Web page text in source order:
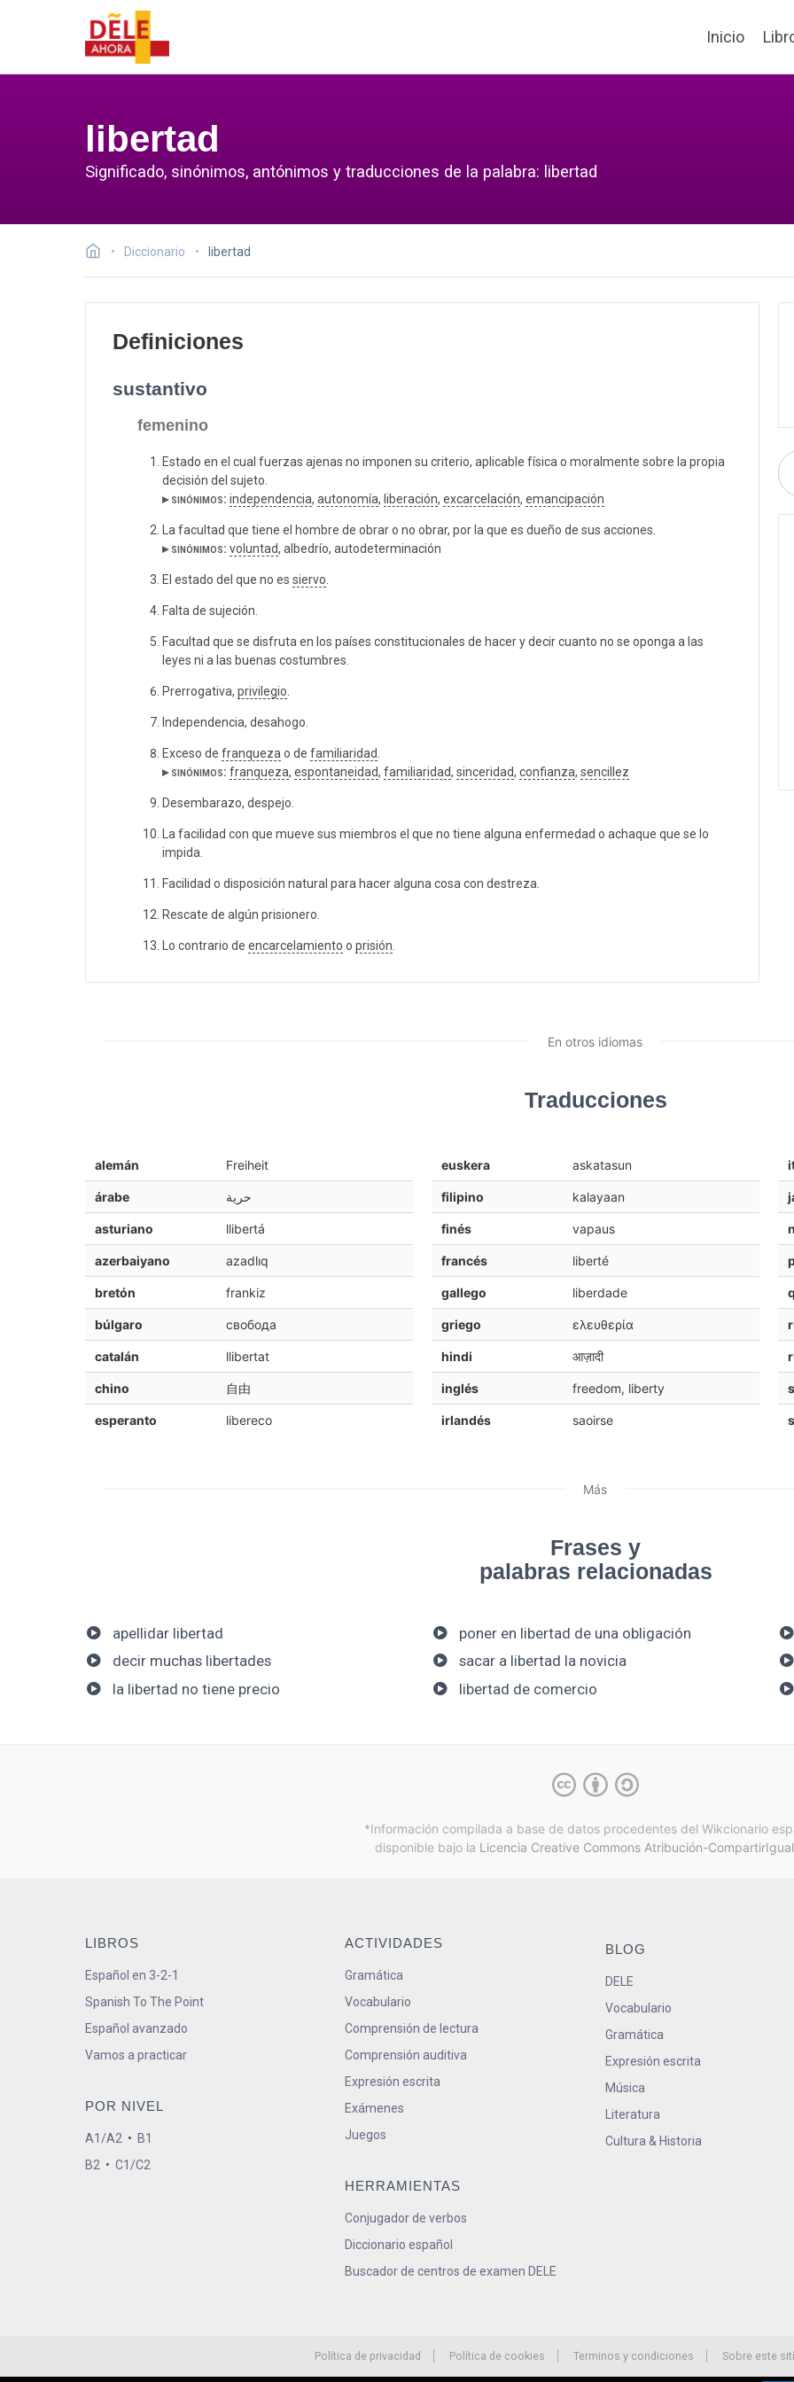
Inicio
libertad
Significado, sinónimos, antónimos y traducciones de la palabra: libertad
Diccionario libertad
Definiciones
sustantivo
femenino
Estado en el cual fuerzas ajenas no imponen su criterio, aplicable física o moralmente sobre la propia
decisión del sujeto.
▸ sinónimos: independencia, autonomía, liberación, excarcelación, emancipación
La facultad que tiene el hombre de obrar o no obrar, por la que es dueño de sus acciones.
▸ sinónimos: voluntad, albedrío, autodeterminación
El estado del que no es siervo.
Falta de sujeción.
Facultad que se disfruta en los países constitucionales de hacer y decir cuanto no se oponga a las
leyes ni a las buenas costumbres.
Prerrogativa, privilegio.
Independencia, desahogo.
Exceso de franquezao de familiaridad.
▸ sinónimos: franqueza, espontaneidad, familiaridad, sinceridad, confianza, sencillez
Desembarazo, despejo.
La facilidad con que mueve sus miembros el que no tiene alguna enfermedad o achaque que se lo
impida.
Facilidad o disposición natural para hacer alguna cosa con destreza.
Rescate de algún prisionero.
Lo contrario de encarcelamiento o prisión.
En otros idiomas
Traducciones
alemán Freiheit
árabe حرية
asturiano llibertá
azerbaiyano azadlıq
bretón frankiz
búlgaro свобода
catalán llibertat
chino 自由
esperanto libereco
euskera askatasun
filipino kalayaan
finés vapaus
francés liberté
gallego liberdade
griego ελευθερία
hindi आज़ादी
inglés freedom, liberty
irlandés saoirse
Más
Frases y
palabras relacionadas
apellidar libertad
decir muchas libertades
la libertad no tiene precio
poner en libertad de una obligación
sacar a libertad la novicia
libertad de comercio
*Información compilada a base de datos procedentes del Wikcionario
disponible bajo la Licencia Creative Commons Atribución-
LIBROS
Español en 3-2-1
Spanish To The Point
Español avanzado
Vamos a practicar
POR NIVEL
A1/A2 • B1
B2 • C1/C2
ACTIVIDADES
Gramática
Vocabulario
Comprensión de lectura
Comprensión auditiva
Expresión escrita
Exámenes
Juegos
HERRAMIENTAS
Conjugador de verbos
Diccionario español
Buscador de centros de examen DELE
BLOG
DELE
Vocabulario
Gramática
Expresión escrita
Música
Literatura
Cultura & Historia
Política de privacidad Política de cookies Terminos y condiciones Sobre este